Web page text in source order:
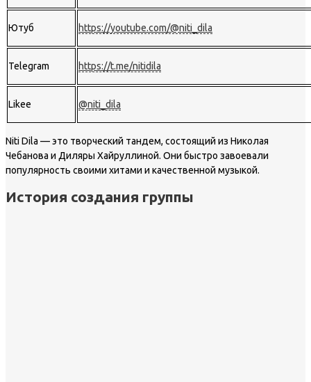
Ютуб https://youtube.com/@niti_dila
Telegram https://t.me/nitidila
Likee @niti_dila
Niti Dila — это творческий тандем, состоящий из Николая
Чебанова и Диляры Хайруллиной. Они быстро завоевали
популярность своими хитами и качественной музыкой.
История создания группы